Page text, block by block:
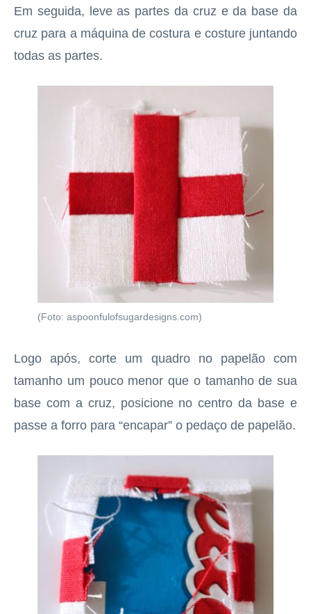
Em seguida, leve as partes da cruz e da base da
cruz para a máquina de costura e costure juntando
todas as partes.
(Foto: aspoonfulofsugardesigns.com)
Logo após, corte um quadro no papelão com
tamanho um pouco menor que o tamanho de sua
base com a cruz, posicione no centro da base e
passe a forro para “encapar” o pedaço de papelão.